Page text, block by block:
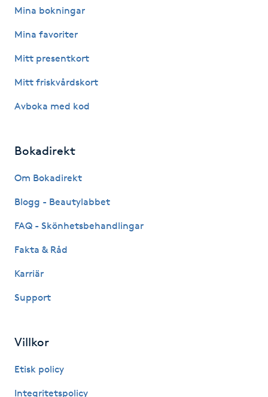
Käkledsbehandling
LPG
LPG-massage
Läpptatuering
Mina bokningar
Mina favoriter
Mitt presentkort
Mitt friskvårdskort
Avboka med kod
Bokadirekt
Om Bokadirekt
Blogg - Beautylabbet
FAQ - Skönhetsbehandlingar
Fakta & Råd
Karriär
Support
Villkor
Etisk policy
Integritetspolicy